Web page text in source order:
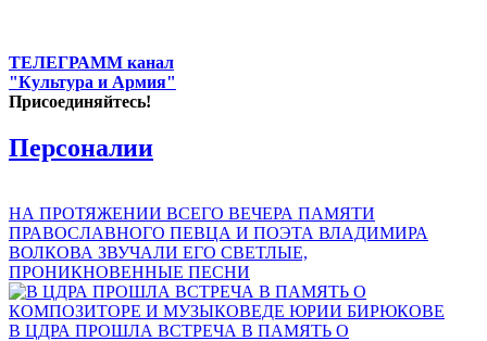
ТЕЛЕГРАММ канал
"Культура и Армия"
Присоединяйтесь!
Персоналии
НА ПРОТЯЖЕНИИ ВСЕГО ВЕЧЕРА ПАМЯТИ
ПРАВОСЛАВНОГО ПЕВЦА И ПОЭТА ВЛАДИМИРА
ВОЛКОВА ЗВУЧАЛИ ЕГО СВЕТЛЫЕ,
ПРОНИКНОВЕННЫЕ ПЕСНИ
В ЦДРА ПРОШЛА ВСТРЕЧА В ПАМЯТЬ О